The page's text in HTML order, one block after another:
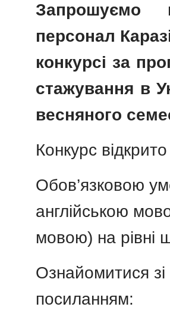
Запрошуємо
персонал
конкурсі за
стажування в
весняного
Конкурс
Обов’язковою
англійською
мовою) на
Ознайомитися
посиланням: